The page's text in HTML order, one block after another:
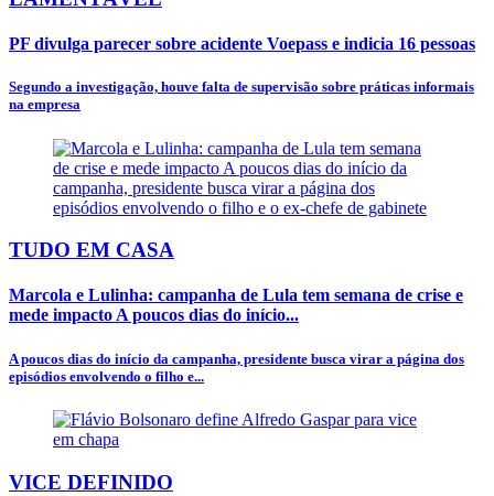
PF divulga parecer sobre acidente Voepass e indicia 16 pessoas
Segundo a investigação, houve falta de supervisão sobre práticas informais
na empresa
TUDO EM CASA
Marcola e Lulinha: campanha de Lula tem semana de crise e
mede impacto A poucos dias do início...
A poucos dias do início da campanha, presidente busca virar a página dos
episódios envolvendo o filho e...
VICE DEFINIDO